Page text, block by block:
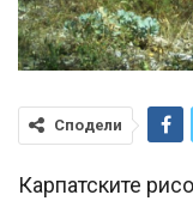
Сподели
Карпатските